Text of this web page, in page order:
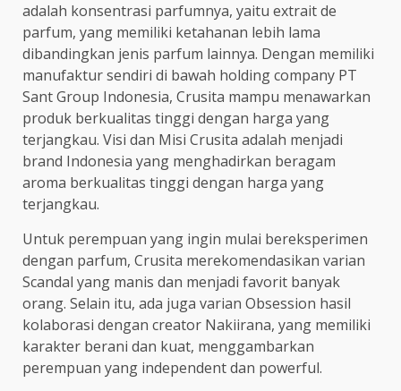
adalah konsentrasi parfumnya, yaitu extrait de
parfum, yang memiliki ketahanan lebih lama
dibandingkan jenis parfum lainnya. Dengan memiliki
manufaktur sendiri di bawah holding company PT
Sant Group Indonesia, Crusita mampu menawarkan
produk berkualitas tinggi dengan harga yang
terjangkau. Visi dan Misi Crusita adalah menjadi
brand Indonesia yang menghadirkan beragam
aroma berkualitas tinggi dengan harga yang
terjangkau.
Untuk perempuan yang ingin mulai bereksperimen
dengan parfum, Crusita merekomendasikan varian
Scandal yang manis dan menjadi favorit banyak
orang. Selain itu, ada juga varian Obsession hasil
kolaborasi dengan creator Nakiirana, yang memiliki
karakter berani dan kuat, menggambarkan
perempuan yang independent dan powerful.